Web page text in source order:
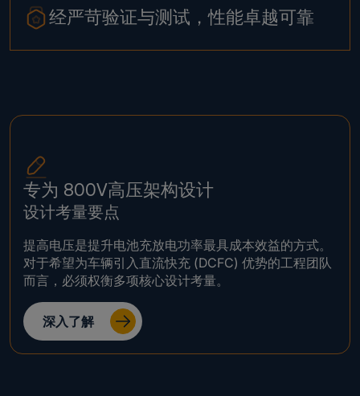
经严苛验证与测试，性能卓越可靠
专为 800V高压架构设计
设计考量要点
提高电压是提升电池充放电功率最具成本效益的方式。
对于希望为车辆引入直流快充 (DCFC) 优势的工程团队
而言，必须权衡多项核心设计考量。
深入了解